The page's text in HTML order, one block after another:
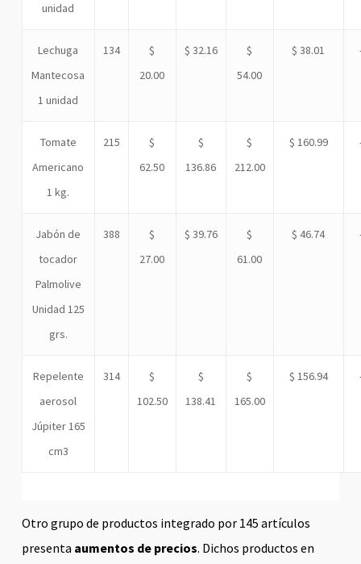
unidad
Lechuga
Mantecosa
1 unidad
134
$
20.00
$ 32.16
$
54.00
$ 38.01
Tomate
Americano
1 kg.
215
$
62.50
$
136.86
$
212.00
$ 160.99
Jabón de
tocador
Palmolive
Unidad 125
grs.
388
$
27.00
$ 39.76
$
61.00
$ 46.74
Repelente
aerosol
Júpiter 165
cm3
314
$
102.50
$
138.41
$
165.00
$ 156.94
Otro grupo de productos integrado por 145 artículos
presenta aumentos de precios. Dichos productos en